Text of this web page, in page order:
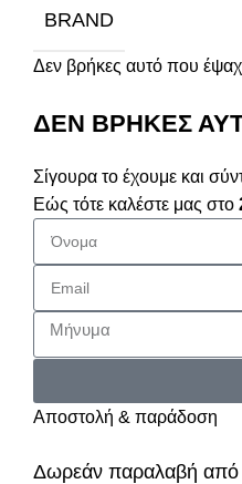
BRAND
Δεν βρήκες αυτό που
ΔΕΝ ΒΡΗΚΕΣ
Σίγουρα το έχουμε και
Εώς τότε καλέστε μας στο
Αποστολή & παράδοση
Δωρεάν παραλαβή από